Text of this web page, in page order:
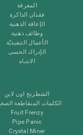
المعرفة
فقدان الذاكرة
الإعاقة الذهنية
وظائف ذهنية
الأعمال التنفيذيّة
الإدراك الحسى
الانتباه
الشطرنج اون لاين
الكلمات المتقاطعة
Fruit Frenzy
Pipe Panic
Crystal Miner